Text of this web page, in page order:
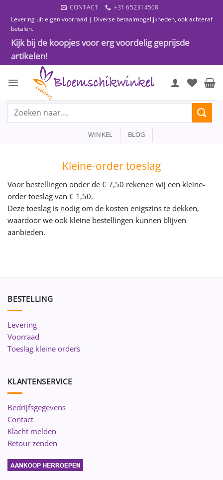
naar
inhoud
CONTACT
+31 652314508
Levering uit eigen voorraad | Diverse betaalmogelijkheden, ook achteraf
betalen.
Kijk bij de koopjes voor erg voordelig geprijsde
artikelen!
Zoeken
WINKEL BLOG
Kleine-order toeslag
Voor bestellingen onder de € 7,50 rekenen wij een kleine-
order toeslag van € 1,50.
Deze toeslag is nodig om de kosten enigszins te dekken,
waardoor we ook kleine bestellingen kunnen blijven
aanbieden.
BESTELLING
Levering
Voorraad
Toeslag kleine orders
KLANTENSERVICE
Bedrijfsgegevens
Contact
Klacht melden
Retour zenden